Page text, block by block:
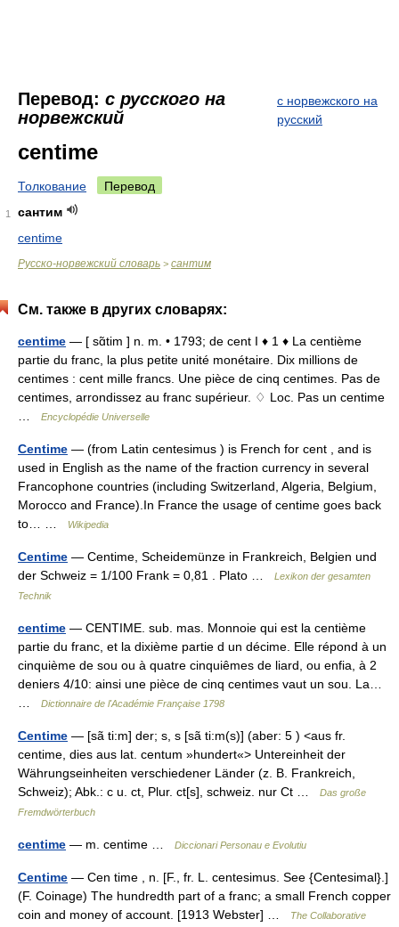
Перевод: с русского на
норвежский
с норвежского на
русский
centime
Толкование Перевод
1
сантим
centime
Русско-норвежский словарь > сантим
См. также в других словарях:
centime — [ sɑ̃tim ] n. m. • 1793; de cent I ♦ 1 ♦ La centième
partie du franc, la plus petite unité monétaire. Dix millions de
centimes : cent mille francs. Une pièce de cinq centimes. Pas de
centimes, arrondissez au franc supérieur. ♢ Loc. Pas un centime
Encyclopédie Universelle
Centime — (from Latin centesimus ) is French for cent , and is
used in English as the name of the fraction currency in several
Francophone countries (including Switzerland, Algeria, Belgium,
Morocco and France).In France the usage of centime goes back
to… …
Wikipedia
Centime — Centime, Scheidemünze in Frankreich, Belgien und
der Schweiz = 1/100 Frank = 0,81 . Plato …
Lexikon der gesamten
Technik
centime — CENTIME. sub. mas. Monnoie qui est la centième
partie du franc, et la dixième partie d un décime. Elle répond à un
cinquième de sou ou à quatre cinquiêmes de liard, ou enfia, à 2
deniers 4/10: ainsi une pièce de cinq centimes vaut un sou. La…
Dictionnaire de l'Académie Française 1798
Centime — [sã ti:m] der; s, s [sã ti:m(s)] (aber: 5 ) <aus fr.
centime, dies aus lat. centum »hundert«> Untereinheit der
Währungseinheiten verschiedener Länder (z. B. Frankreich,
Schweiz); Abk.: c u. ct, Plur. ct[s], schweiz. nur Ct …
Das große
Fremdwörterbuch
centime — m. centime … Diccionari Personau e Evolutiu
Centime — Cen time , n. [F., fr. L. centesimus. See {Centesimal}.]
(F. Coinage) The hundredth part of a franc; a small French copper
coin and money of account. [1913 Webster] …
The Collaborative